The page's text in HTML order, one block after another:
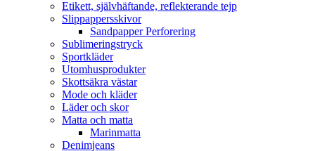
Etikett, självhäftande, reflekterande tejp
Slippappersskivor
Sandpapper Perforering
Sublimeringstryck
Sportkläder
Utomhusprodukter
Skottsäkra västar
Mode och kläder
Läder och skor
Matta och matta
Marinmatta
Denimjeans